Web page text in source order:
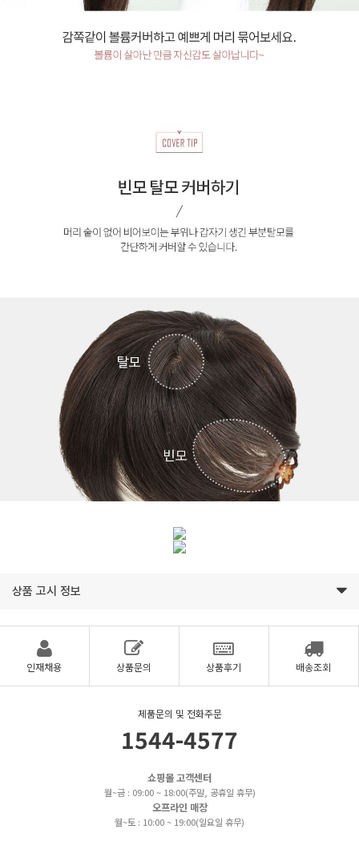
상품 고시 정보
인재채용 상품문의 상품후기 배송조회
제품문의 및 전화주문
1544-4577
쇼핑몰 고객센터
월~금 : 09:00 ~ 18:00(주말, 공휴일 휴무)
오프라인 매장
월~토 : 10:00 ~ 19:00(일요일 휴무)